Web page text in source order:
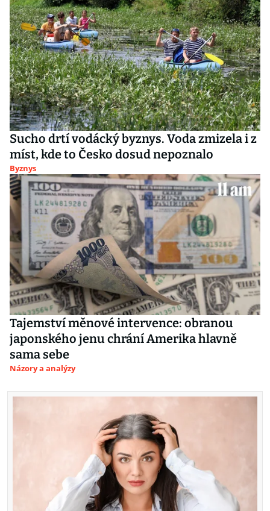
Sucho drtí vodácký byznys. Voda zmizela i z
míst, kde to Česko dosud nepoznalo
Byznys
Tajemství měnové intervence: obranou
japonského jenu chrání Amerika hlavně
sama sebe
Názory a analýzy